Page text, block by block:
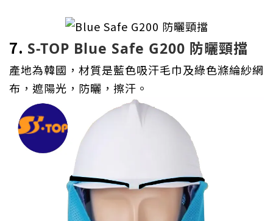
7. S-TOP Blue Safe G200 防曬頸擋
產地為韓國，材質是藍色吸汗毛巾及綠色滌綸紗網
布，遮陽光，防曬，擦汗。